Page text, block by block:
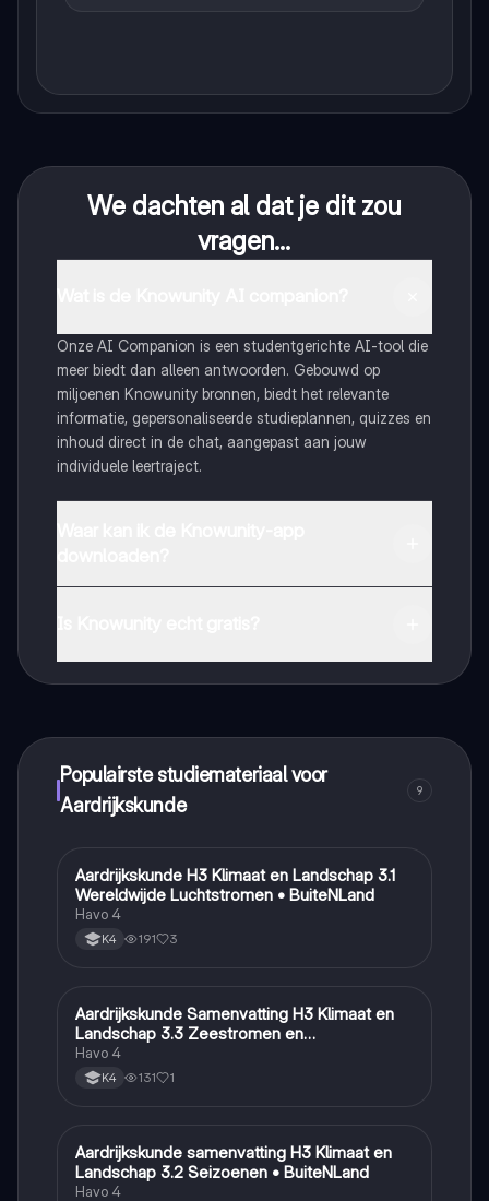
We dachten al dat je dit zou
vragen...
Onze AI Companion is een studentgerichte AI-tool die
meer biedt dan alleen antwoorden. Gebouwd op
miljoenen Knowunity bronnen, biedt het relevante
informatie, gepersonaliseerde studieplannen, quizzes en
inhoud direct in de chat, aangepast aan jouw
individuele leertraject.
Populairste studiemateriaal voor
Aardrijkskunde
9
Aardrijkskunde
Aardrijkskunde H3 Klimaat en Landschap 3.1
Wereldwijde Luchtstromen • BuiteNLand
Havo 4
K4 191 3
Aardrijkskunde
Aardrijkskunde Samenvatting H3 Klimaat en
Landschap 3.3 Zeestromen en
Klimaatgebieden • BuiteNLand
Havo 4
K4 131 1
Aardrijkskunde
Aardrijkskunde samenvatting H3 Klimaat en
Landschap 3.2 Seizoenen • BuiteNLand
Havo 4